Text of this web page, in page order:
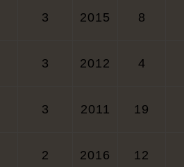
3 2015 8
3 2012 4
3 2011 19
2 2016 12